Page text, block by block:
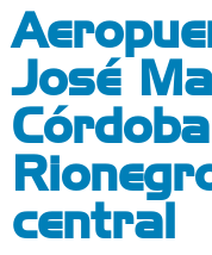
José
Córdoba
central